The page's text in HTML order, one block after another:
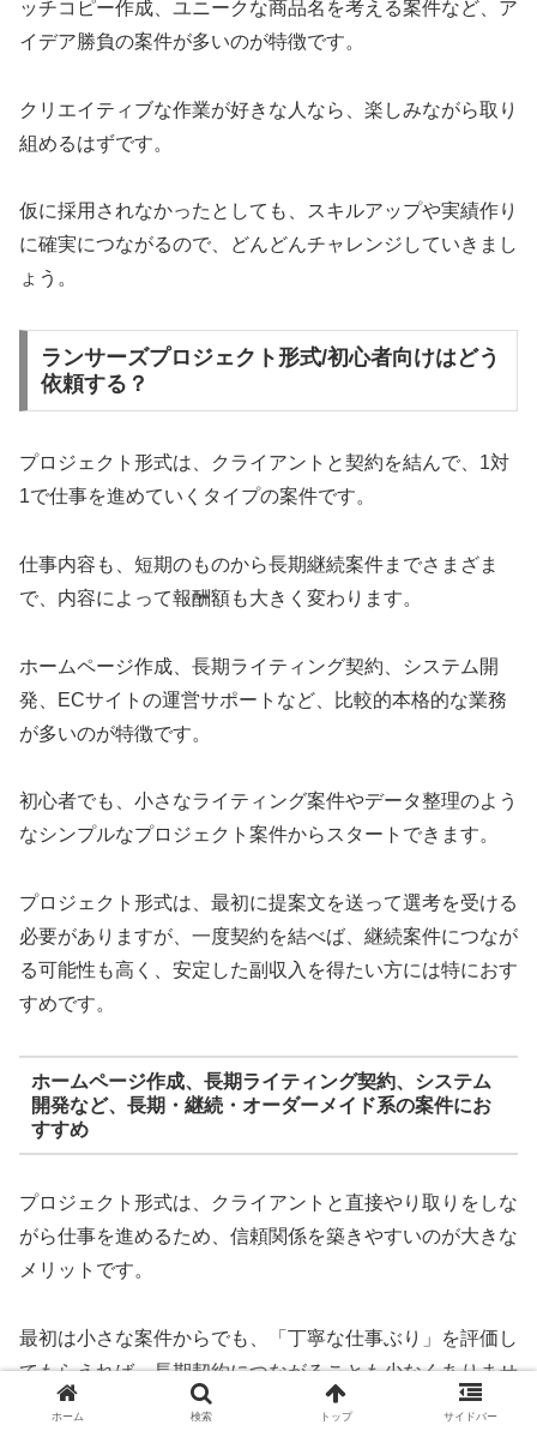
ッチコピー作成、ユニークな商品名を考える案件など、ア
イデア勝負の案件が多いのが特徴です。
クリエイティブな作業が好きな人なら、楽しみながら取り
組めるはずです。
仮に採用されなかったとしても、スキルアップや実績作り
に確実につながるので、どんどんチャレンジしていきまし
ょう。
ランサーズプロジェクト形式/初心者向けはどう
依頼する？
プロジェクト形式は、クライアントと契約を結んで、1対
1で仕事を進めていくタイプの案件です。
仕事内容も、短期のものから長期継続案件までさまざま
で、内容によって報酬額も大きく変わります。
ホームページ作成、長期ライティング契約、システム開
発、ECサイトの運営サポートなど、比較的本格的な業務
が多いのが特徴です。
初心者でも、小さなライティング案件やデータ整理のよう
なシンプルなプロジェクト案件からスタートできます。
プロジェクト形式は、最初に提案文を送って選考を受ける
必要がありますが、一度契約を結べば、継続案件につなが
る可能性も高く、安定した副収入を得たい方には特におす
すめです。
ホームページ作成、長期ライティング契約、システム
開発など、長期・継続・オーダーメイド系の案件にお
すすめ
プロジェクト形式は、クライアントと直接やり取りをしな
がら仕事を進めるため、信頼関係を築きやすいのが大きな
メリットです。
最初は小さな案件からでも、「丁寧な仕事ぶり」を評価し
てもらえれば、長期契約につながることも少なくありませ
ホーム 検索 トップ サイドバー